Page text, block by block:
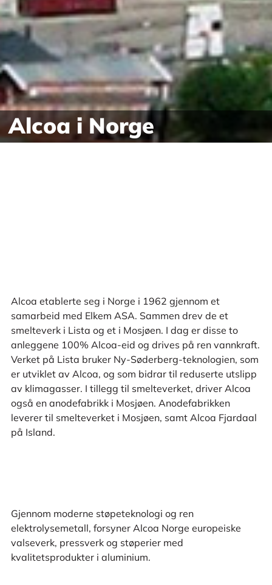
Alcoa i Norge
Alcoa etablerte seg i Norge i 1962 gjennom et
samarbeid med Elkem ASA. Sammen drev de et
smelteverk i Lista og et i Mosjøen. I dag er disse to
anleggene 100% Alcoa-eid og drives på ren vannkraft.
Verket på Lista bruker Ny-Søderberg-teknologien, som
er utviklet av Alcoa, og som bidrar til reduserte utslipp
av klimagasser. I tillegg til smelteverket, driver Alcoa
også en anodefabrikk i Mosjøen. Anodefabrikken
leverer til smelteverket i Mosjøen, samt Alcoa Fjardaal
på Island.
Gjennom moderne støpeteknologi og ren
elektrolysemetall, forsyner Alcoa Norge europeiske
valseverk, pressverk og støperier med
kvalitetsprodukter i aluminium.